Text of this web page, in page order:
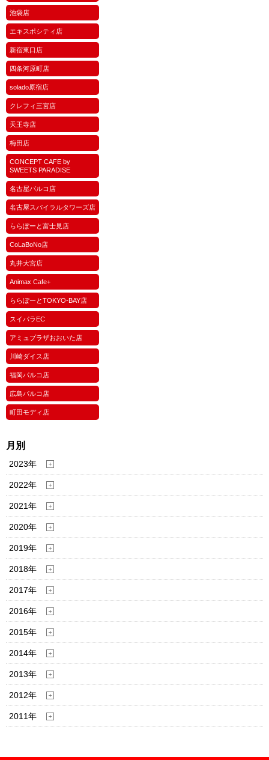
池袋店
エキスポシティ店
新宿東口店
四条河原町店
solado原宿店
クレフィ三宮店
天王寺店
梅田店
CONCEPT CAFE by
SWEETS PARADISE
名古屋パルコ店
名古屋スパイラルタワーズ店
ららぽーと富士見店
CoLaBoNo店
丸井大宮店
Animax Cafe+
ららぽーとTOKYO-BAY店
スイパラEC
アミュプラザおおいた店
川崎ダイス店
福岡パルコ店
広島パルコ店
町田モディ店
月別
2023年
2022年
2021年
2020年
2019年
2018年
2017年
2016年
2015年
2014年
2013年
2012年
2011年